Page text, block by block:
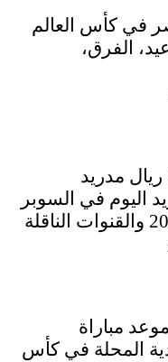
في كأس العالم
الفرق،
مدريد
اليوم في السوبر
مباراة
المحلة في كأس